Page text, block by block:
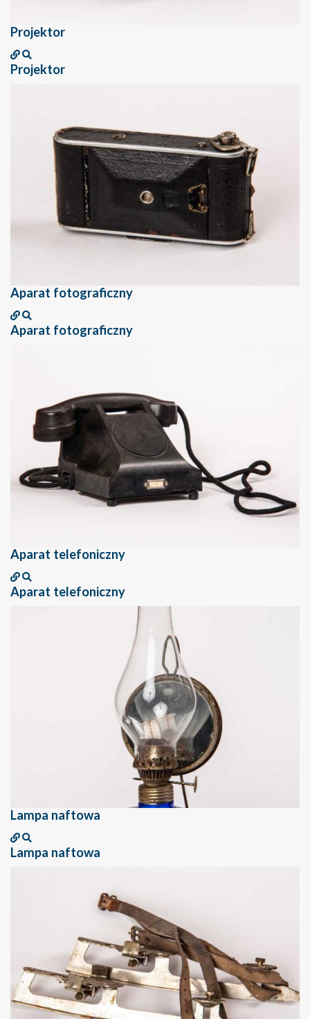
Projektor
Projektor
Aparat fotograficzny
Aparat fotograficzny
Aparat telefoniczny
Aparat telefoniczny
Lampa naftowa
Lampa naftowa